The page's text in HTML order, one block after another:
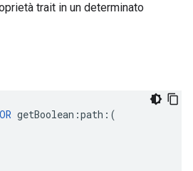
trait in un determinato
getBoolean:path:(